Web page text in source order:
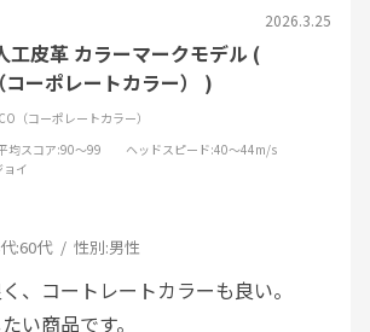
2026.3.25
工皮革 カラーマークモデル (
ーポレートカラー） )
（コーポレートカラー）
均スコア:90～99 ヘッドスピード:40～44m/s
ョイ
:60代 性別:男性
、コートレートカラーも良い。
い商品です。